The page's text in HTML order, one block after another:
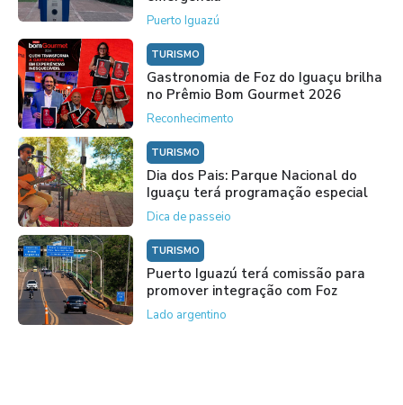
Puerto Iguazú
TURISMO
Gastronomia de Foz do Iguaçu brilha
no Prêmio Bom Gourmet 2026
Reconhecimento
TURISMO
Dia dos Pais: Parque Nacional do
Iguaçu terá programação especial
Dica de passeio
TURISMO
Puerto Iguazú terá comissão para
promover integração com Foz
Lado argentino